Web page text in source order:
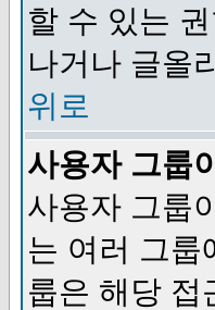
할 수 있는
나거나 글올
위로
사용자 그룹
사용자 그룹
는 여러 그룹
룹은 해당 접